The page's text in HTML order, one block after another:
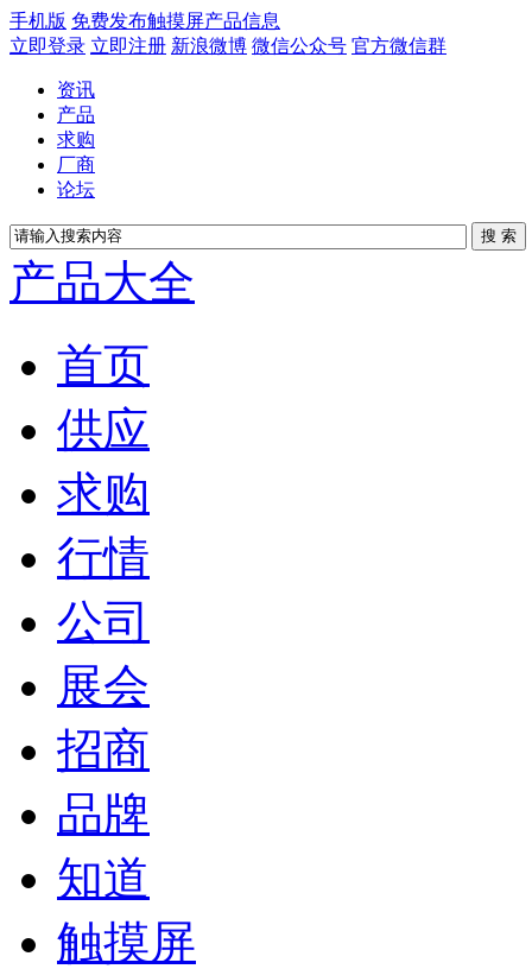
手机版 免费发布触摸屏产品信息
立即登录 立即注册 新浪微博 微信公众号 官方微信群
资讯
产品
求购
厂商
论坛
产品大全
首页
供应
求购
行情
公司
展会
招商
品牌
知道
触摸屏